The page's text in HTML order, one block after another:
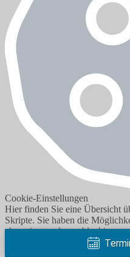
Cookie-Einstellungen
Hier finden Sie eine Übersicht
Skripte. Sie haben die
akzeptieren oder zu blockieren.